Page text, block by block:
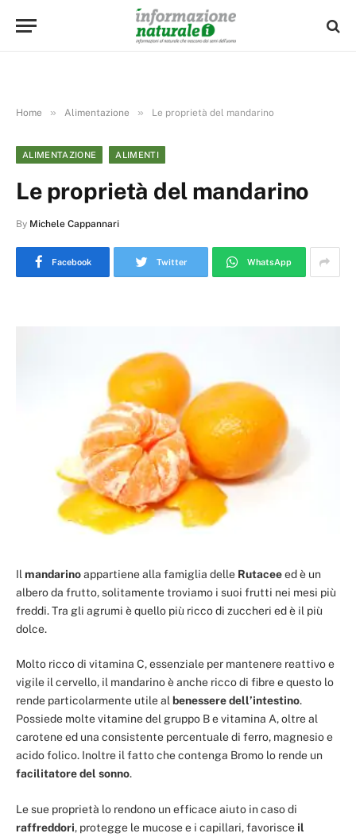
Home » Alimentazione » Le proprietà del mandarino
ALIMENTAZIONE ALIMENTI
Le proprietà del mandarino
By Michele Cappannari
Facebook Twitter WhatsApp
Il mandarinoappartiene alla famiglia delle Rutaceeed è un
albero da frutto, solitamente troviamo i suoi frutti nei mesi più
freddi. Tra gli agrumi è quello più ricco di zuccheri ed è il più
dolce.
Molto ricco di vitamina C, essenziale per mantenere reattivo e
vigile il cervello, il mandarino è anche ricco di fibre e questo lo
rende particolarmente utile al benessere dell’intestino.
Possiede molte vitamine del gruppo B e vitamina A, oltre al
carotene ed una consistente percentuale di ferro, magnesio e
acido folico. Inoltre il fatto che contenga Bromo lo rende un
facilitatore del sonno.
Le sue proprietà lo rendono un efficace aiuto in caso di
raffreddori, protegge le mucose e i capillari, favorisce il